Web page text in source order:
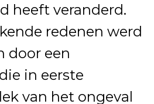
heeft veranderd.
redenen werd
door een
in eerste
van het ongeval